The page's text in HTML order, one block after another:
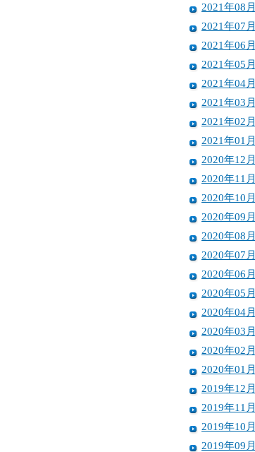
2021年08月
2021年07月
2021年06月
2021年05月
2021年04月
2021年03月
2021年02月
2021年01月
2020年12月
2020年11月
2020年10月
2020年09月
2020年08月
2020年07月
2020年06月
2020年05月
2020年04月
2020年03月
2020年02月
2020年01月
2019年12月
2019年11月
2019年10月
2019年09月